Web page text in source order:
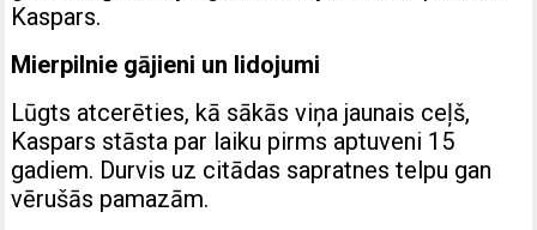
Kaspars.
Mierpilnie gājieni un lidojumi
Lūgts atcerēties, kā sākās viņa jaunais ceļš,
Kaspars stāsta par laiku pirms aptuveni 15
gadiem. Durvis uz citādas sapratnes telpu gan
vērušās pamazām.